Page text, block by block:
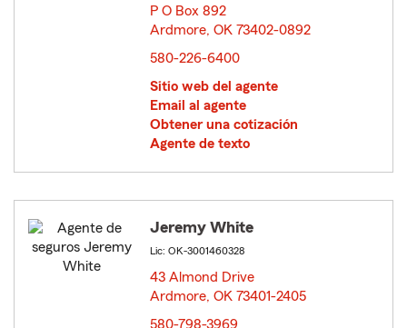
P O Box 892
Ardmore, OK 73402-0892
580-226-6400
Sitio web del agente
Email al agente
Obtener una cotización
Agente de texto
Jeremy White
Lic: OK-3001460328
43 Almond Drive
Ardmore, OK 73401-2405
580-798-3969